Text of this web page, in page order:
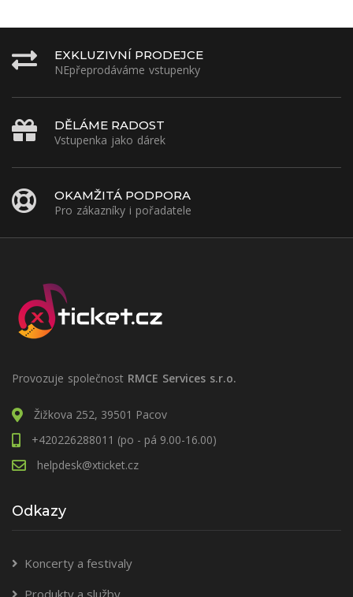
EXKLUZIVNÍ PRODEJCE
NEpřeprodáváme vstupenky
DĚLÁME RADOST
Vstupenka jako dárek
OKAMŽITÁ PODPORA
Pro zákazníky i pořadatele
Provozuje společnost RMCE Services s.r.o.
Žižkova 252, 39501 Pacov
+420226288011 (po - pá 9.00-16.00)
helpdesk@xticket.cz
Odkazy
Koncerty a festivaly
Produkty a služby